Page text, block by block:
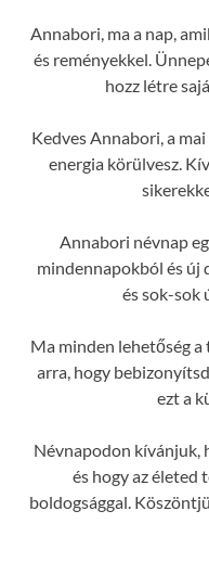
Annabori, ma a nap,
és reményekkel.
hozz létre
Kedves Annabori, a
energia körülvesz.
Annabori névnap
mindennapokból és új
és sok-sok
Ma minden lehetőség
arra, hogy
ezt a
Névnapodon kívánjuk,
és hogy az életed
boldogsággal.